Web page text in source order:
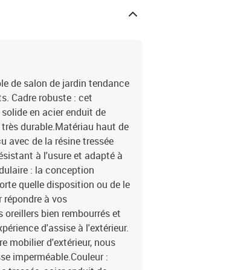
de salon de jardin tendance
Cadre robuste : cet
en acier enduit de
durable.Matériau haut de
avec de la résine tressée
à l'usure et adapté à
: la conception
quelle disposition ou de le
à vos
bien rembourrés et
d'assise à l'extérieur.
mobilier d'extérieur, nous
imperméable.Couleur :